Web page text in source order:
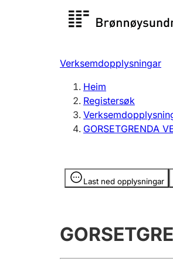
Registersøk
Registrere, endre, slette
Verksemdopplysningar
Heim
Registersøk
GORSETGRENDA
Last ned opplysningar
Opplysninger er skjult